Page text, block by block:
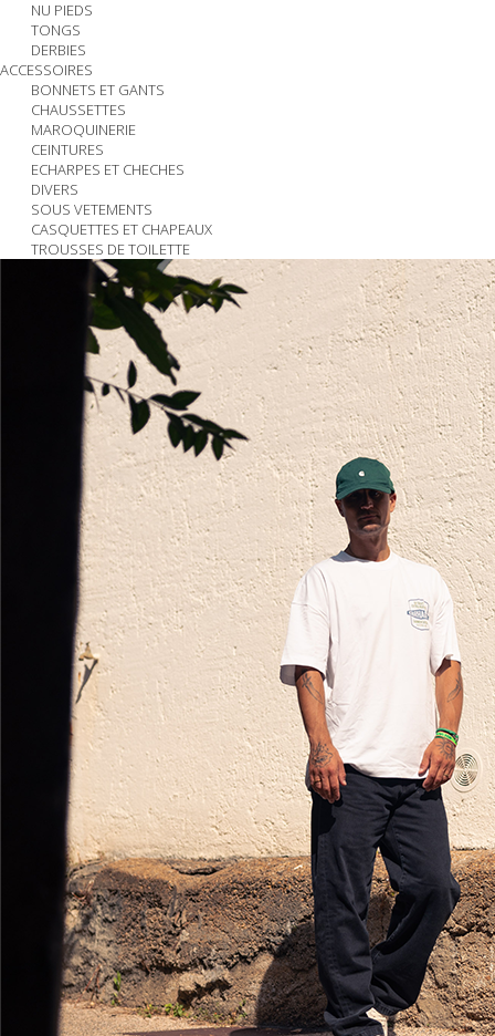
NU PIEDS
TONGS
DERBIES
ACCESSOIRES
BONNETS ET GANTS
CHAUSSETTES
MAROQUINERIE
CEINTURES
ECHARPES ET CHECHES
DIVERS
SOUS VETEMENTS
CASQUETTES ET CHAPEAUX
TROUSSES DE TOILETTE